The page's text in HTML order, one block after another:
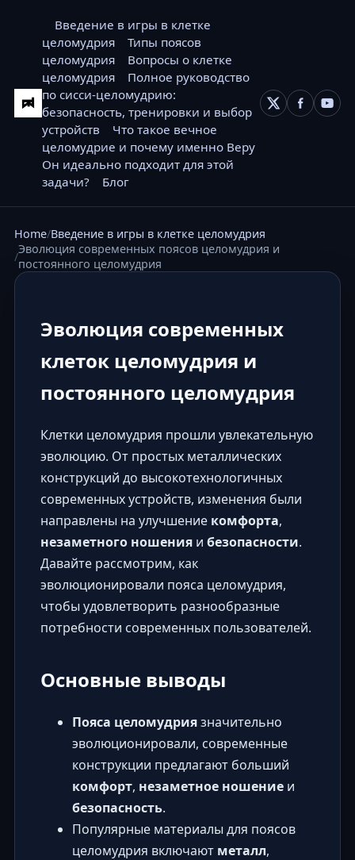
Введение в игры в клетке
целомудрия
Типы поясов
целомудрия
Вопросы о клетке
целомудрия
Полное руководство
по сисси-целомудрию:
безопасность, тренировки и выбор
устройств
Что такое вечное
целомудрие и почему именно Веру
Он идеально подходит для этой
задачи?
Блог
Home Введение в игры в клетке целомудрия
Эволюция современных поясов целомудрия и
постоянного целомудрия
Эволюция современных
клеток целомудрия и
постоянного целомудрия
Клетки целомудрия прошли увлекательную
эволюцию. От простых металлических
конструкций до высокотехнологичных
современных устройств, изменения были
направлены на улучшение комфорта,
незаметного ношенияи безопасности.
Давайте рассмотрим, как
эволюционировали пояса целомудрия,
чтобы удовлетворить разнообразные
потребности современных пользователей.
Основные выводы
Пояса целомудриязначительно
эволюционировали, современные
конструкции предлагают больший
комфорт, незаметное ношениеи
безопасность.
Популярные материалы для поясов
целомудрия включают металл,